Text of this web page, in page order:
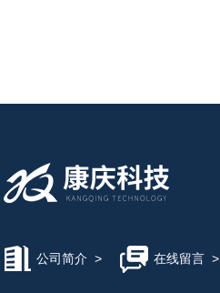
公司简介 > 在线留言>